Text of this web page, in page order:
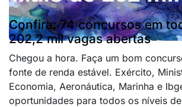
Confira: 74 concursos em
202,2 mil vagas abertas
Chegou a hora. Faça um bom
fonte de renda estável. Exército,
Economia, Aeronáutica, Marinha e
oportunidades para todos os níveis